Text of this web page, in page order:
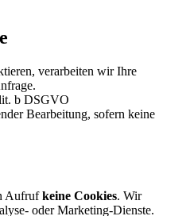
verarbeiten wir Ihre
b DSGVO
Bearbeitung, sofern keine
Aufrufkeine Cookies. Wir
oder Marketing-Dienste.